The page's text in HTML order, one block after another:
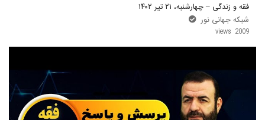
فقه و زندگی – چهارشنبه، ۲۱ تیر ۱۴۰۲
شبکه جهانی نور
2009 views